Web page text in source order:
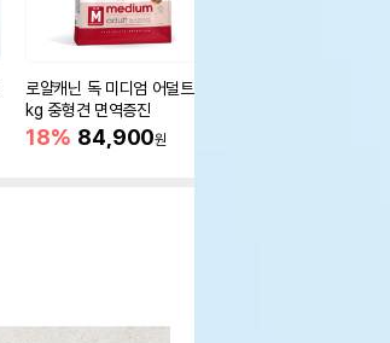
로얄캐닌 독 미디엄 어덜트 10
kg 중형견 면역증진
18% 84,900원